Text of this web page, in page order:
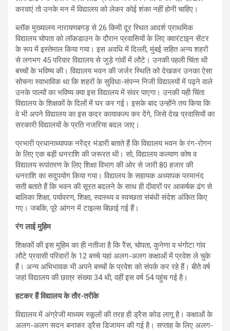
करवाएं तो उनके मन में विद्यालय को लेकर कोई शंका नहीं होनी चाहिए।
ब्लॉक मुख्यालय नारायणबगड़ से 26 किमी दूर स्थित आदर्श प्राथमिक
विद्यालय चोपता को लॉकडाउन के दौरान प्रवासियों के लिए क्वारंटाइन सेंटर
के रूप में इस्तेमाल किया गया। इस अवधि में दिल्ली, मुंबई सहित अन्य शहरों
से लगभग 45 परिवार विद्यालय से जुड़े गांवों में लौटे। उनकी पहली चिंता थी
बच्चों के भविष्य की। विद्यालय भवन की जर्जर स्थिति को देखकर उनका ऐसा
सोचना स्वाभाविक था कि शहरों के सुविधा-संपन्न निजी विद्यालयों में पढ़ने वाले
उनके पाल्यों का भविष्य क्या इस विद्यालय में संवर पाएगा। उनकी यही चिंता
विद्यालय के शिक्षकों के दिलों में घर कर गई। इसके बाद उन्होंने तय किया कि
वे भी अपने विद्यालय का इस कदर कायाकल्प कर देंगे, जिसे देख प्रवासियों का
सरकारी विद्यालयों के प्रति नजरिया बदल जाए।
प्रभारी प्रधानाध्यापक नरेंद्र भंडारी बताते हैं कि विद्यालय भवन के रंग-रोगन
के लिए एक बड़ी धनराशि की जरूरत थी। सो, विद्यालय कल्याण कोष व
विद्यालय रूपांतरण के लिए शिक्षा विभाग की ओर से जारी 80 हजार की
धनराशि का सदुपयोग किया गया। विद्यालय के सहायक अध्यापक परमानंद
सती बताते हैं कि भवन की सूरत बदलने के साथ ही दीवारों पर आकर्षक ढंग से
बालिका शिक्षा, पर्यावरण, शिक्षा, स्वास्थ्य व स्वच्छता संबंधी संदेश अंकित किए
गए। जबकि, पूरे आंगन में टाइल्स बिछाई गई हैं।
रंग लाई मुहिम
शिक्षकों की इस मुहिम का ही नतीजा है कि रैंस, चोपता, कुनेणा व भंगोटा गांव
लौटे प्रवासी परिवारों के 12 बच्चे यहां अलग-अलग कक्षाओं में प्रवेश ले चुके
हैं। अन्य अभिभावक भी अपने बच्चों के प्रवेश को संपर्क कर रहे हैं। बीते वर्ष
जहां विद्यालय की छात्र संख्या 34 थी, वहीं इस वर्ष 54 पहुंच गई है।
हटकर हैं विद्यालय के तौर-तरीके
विद्यालय में अंग्रेजी माध्यम स्कूलों की तरह ही ड्रैस कोड लागू है। कक्षाओं के
अलग-अलग सदन बनाकर ड्रैस डिजायन की गई है। सप्ताह के लिए अलग-